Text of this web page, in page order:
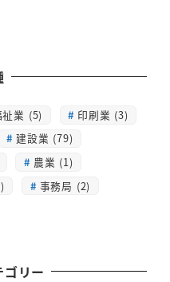
業 (5)
印刷業 (3)
建設業 (79)
農業 (1)
事務局 (2)
リー